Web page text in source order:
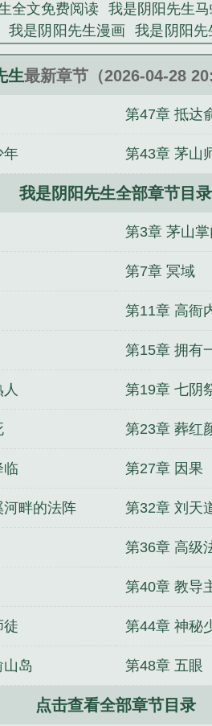
全文免费阅读 我是阴阳先生
我是阴阳先生漫画 我是阴阳
牛大宝最新章节更新内 龙之
生 饥寒开局：我在古代造桃源
生最新章节（2026-04-28
第47章 抵达
年 第43章 茅山
我是阴阳先生全部章节目录
第3章 茅山
第7章 冥域
第11章 高衙
第15章 拥有
第19章 七阴
第23章 葬红
临 第27章 因果
畔的法阵 第32章 刘天
第36章 高级
第40章 教导
徒 第44章 神秘
岛 第48章 五眼
点击查看全部章节目录